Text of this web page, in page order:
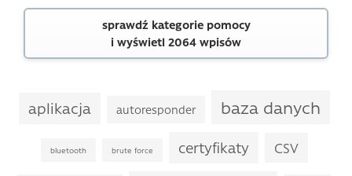
sprawdź kategorie pomocy
i wyświetl 2064 wpisów
aplikacja autoresponder baza danych
bluetooth brute force certyfikaty CSV